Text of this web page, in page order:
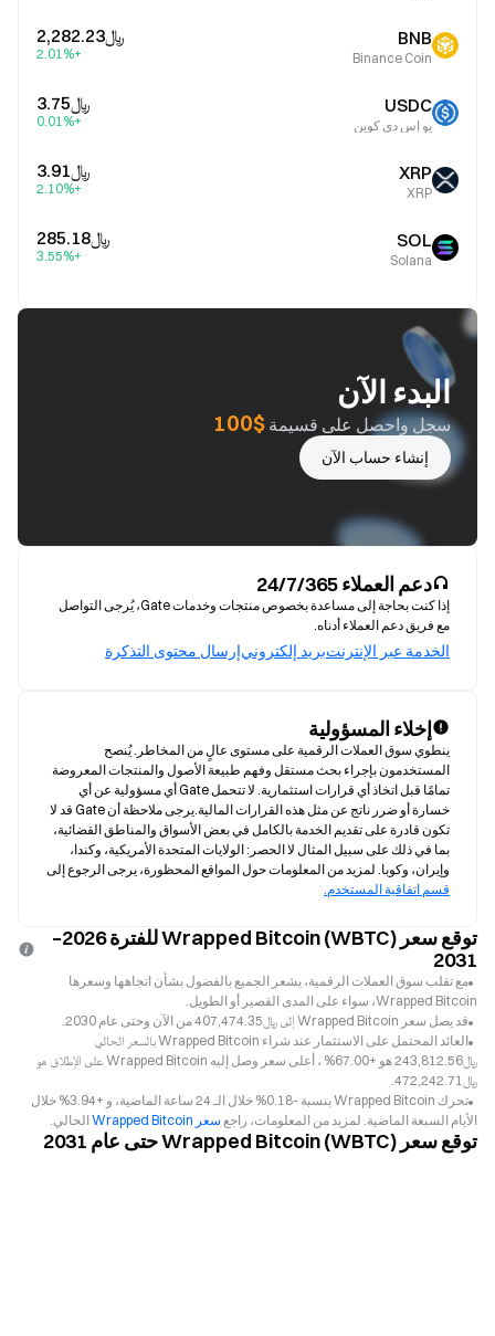
BNB
Binance Coin
﷼‎2,282.23
+2.01%
USDC
يو إس دي كوين
﷼‎3.75
+0.01%
XRP
XRP
﷼‎3.91
+2.10%
SOL
Solana
﷼‎285.18
+3.55%
البدء الآن
سجل واحصل على قسيمة $100
إنشاء حساب الآن
دعم العملاء 24/7/365
إذا كنت بحاجة إلى مساعدة بخصوص منتجات وخدمات Gate، يُرجى التواصل
مع فريق دعم العملاء أدناه.
الخدمة عبر الإنترنتبريد إلكترونيإرسال محتوى التذكرة
إخلاء المسؤولية
وإيران، وكوبا. لمزيد من المعلومات حول المواقع المحظورة، يرجى الرجوع إلى
قسم اتفاقية المستخدم.
توقع سعر Wrapped Bitcoin (WBTC) للفترة 2026–
2031
مع تقلب سوق العملات الرقمية، يشعر الجميع بالفضول بشأن اتجاهها وسعرها
Wrapped Bitcoin، سواء على المدى القصير أو الطويل.
قد يصل سعر Wrapped Bitcoin إلى ﷼‎407,474.35 من الآن وحتى عام 2030.
العائد المحتمل على الاستثمار عند شراء Wrapped Bitcoin بالسعر الحالي
﷼‎243,812.56 هو +67.00% ، أعلى سعر وصل إليه Wrapped Bitcoin على الإطلاق هو
﷼‎472,242.71.
تحرك Wrapped Bitcoin بنسبة -0.18% خلال الـ 24 ساعة الماضية، و +3.94% خلال
الأيام السبعة الماضية. لمزيد من المعلومات، راجع سعر Wrapped Bitcoin الحالي.
توقع سعر Wrapped Bitcoin (WBTC) حتى عام 2031